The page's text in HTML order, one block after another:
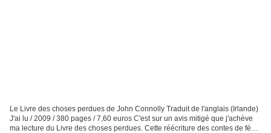
Le Livre des choses perdues de John Connolly Traduit de l'anglais (Irlande)
J'ai lu / 2009 / 380 pages / 7,60 euros C'est sur un avis mitigé que j'achève
ma lecture du Livre des choses perdues. Cette réécriture des contes de fées